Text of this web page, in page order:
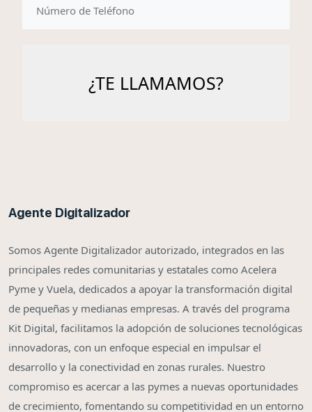
Agente Digitalizador
Somos Agente Digitalizador autorizado, integrados en las
principales redes comunitarias y estatales como Acelera
Pyme y Vuela, dedicados a apoyar la transformación digital
de pequeñas y medianas empresas. A través del programa
Kit Digital, facilitamos la adopción de soluciones tecnológicas
innovadoras, con un enfoque especial en impulsar el
desarrollo y la conectividad en zonas rurales. Nuestro
compromiso es acercar a las pymes a nuevas oportunidades
de crecimiento, fomentando su competitividad en un entorno